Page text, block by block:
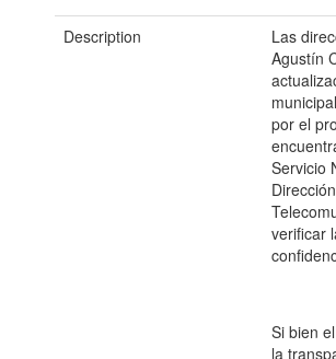
Description
Las
Agustín
por el
Servicio
verificar
Si bien
la